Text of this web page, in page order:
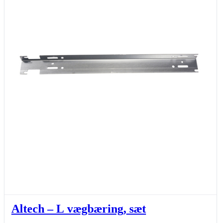
Altech – L vægbæring, sæt